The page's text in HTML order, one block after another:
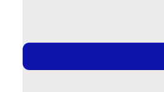
Reading